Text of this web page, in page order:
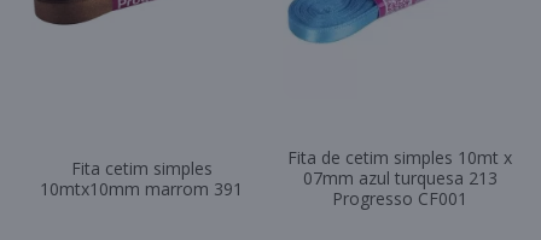
Fita cetim simples
10mtx10mm marrom 391
Fita de cetim simples 10mt x
07mm azul turquesa 213
Progresso CF001